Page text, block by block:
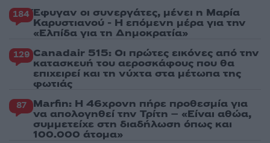
184 Έφυγαν οι συνεργάτες, μένει η Μαρία
Καρυστιανού - Η επόμενη μέρα για την
«Ελπίδα για τη Δημοκρατία»
129 Canadair 515: Οι πρώτες εικόνες από την
κατασκευή του αεροσκάφους που θα
επιχειρεί και τη νύχτα στα μέτωπα της
φωτιάς
87 Marfin: Η 46χρονη πήρε προθεσμία για
να απολογηθεί την Τρίτη – «Είναι αθώα,
συμμετείχε στη διαδήλωση όπως και
100.000 άτομα»